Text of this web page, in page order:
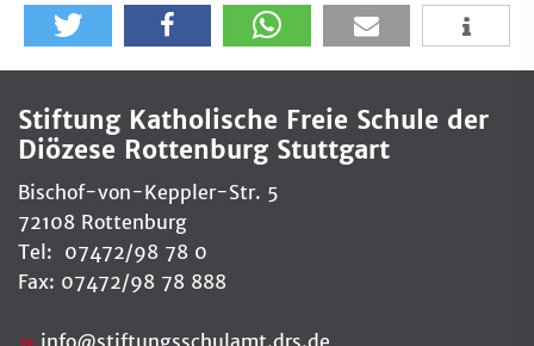
Stiftung Katholische Freie Schule der
Diözese Rottenburg Stuttgart
Bischof-von-Keppler-Str. 5
72108 Rottenburg
Tel: 07472/98 78 0
Fax: 07472/98 78 888
info@stiftungsschulamt.drs.de